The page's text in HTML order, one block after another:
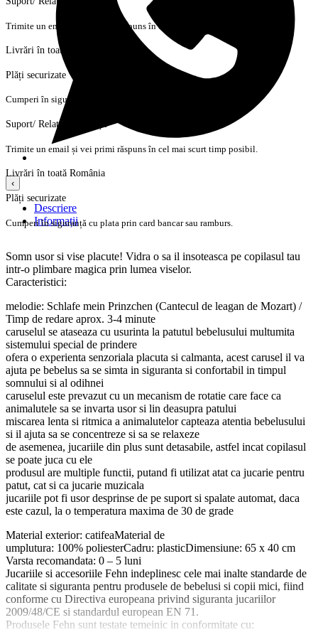
Trimite un email și vei primi răspuns în cel mai scurt timp posibil.
Livrări în toată România
Plăți securizate
Cumperi în siguranță cu plata prin card bancar sau ramburs.
Suport/ Relații cu clienții
Trimite un email și vei primi răspuns în cel mai scurt timp posibil.
Livrări în toată România
Plăți securizate
Cumperi în siguranță cu plata prin card bancar sau ramburs.
‹
Descriere
Informații
Somn usor si vise placute! Vidra o sa il insoteasca pe copilasul tau
intr-o plimbare magica prin lumea viselor.
Caracteristici:
melodie: Schlafe mein Prinzchen (Cantecul de leagan de Mozart) /
Timp de redare aprox. 3-4 minute
caruselul se ataseaza cu usurinta la patutul bebelusului multumita
sistemului special de prindere
ofera o experienta senzoriala placuta si calmanta, acest carusel il va
ajuta pe bebelus sa se simta in siguranta si confortabil in timpul
somnului si al odihnei
caruselul este prevazut cu un mecanism de rotatie care face ca
animalutele sa se invarta usor si lin deasupra patului
miscarea lenta si ritmica a animalutelor capteaza atentia bebelusului
si il ajuta sa se concentreze si sa se relaxeze
de asemenea, jucariile din plus sunt detasabile, astfel incat copilasul
se poate juca cu ele
produsul are multiple functii, putand fi utilizat atat ca jucarie pentru
patut, cat si ca jucarie muzicala
jucariile pot fi usor desprinse de pe suport si spalate automat, daca
este cazul, la o temperatura maxima de 30 de grade
Material exterior: catifeaMaterial de
umplutura: 100% poliesterCadru: plasticDimensiune: 65 x 40 cm
Varsta recomandata: 0 – 5 luni
Jucariile si accesoriile Fehn indeplinesc cele mai inalte standarde de
calitate si siguranta pentru produsele de bebelusi si copii mici, fiind
conforme cu Directiva europeana privind siguranta jucariilor
2009/48/CE si standardul european EN 71.
Produsele Fehn sunt testate temeinic in conformitate cu: